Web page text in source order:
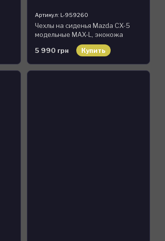
Артикул: L-959260
Чехлы на сиденья Mazda CX-5
модельные MAX-L, экокожа
5 990 грн Купить